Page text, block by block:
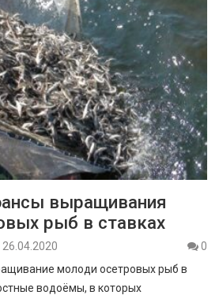
выращивания
рыб в ставках
26.04.2020
0
молоди осетровых рыб в
водоёмы, в которых